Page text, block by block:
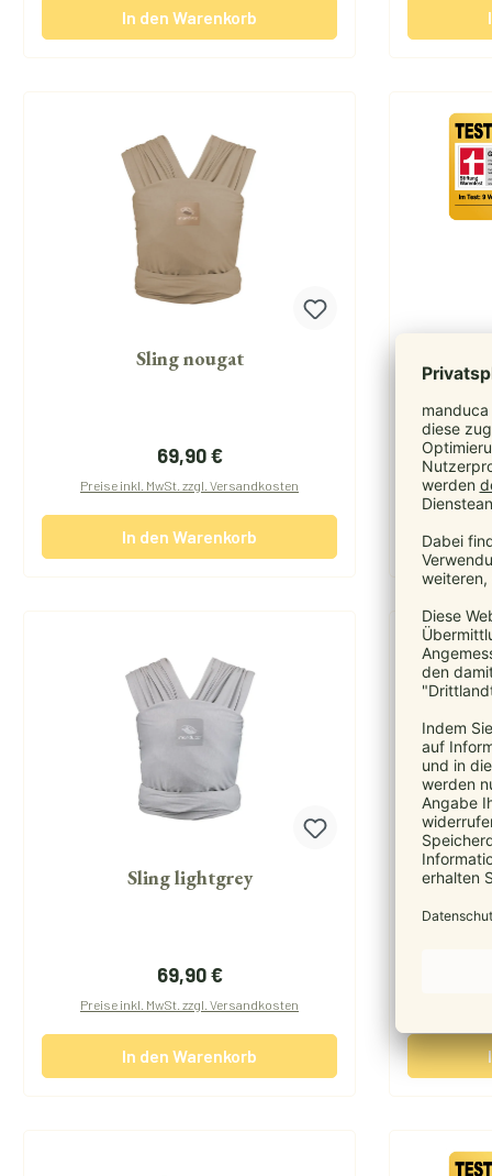
In den Warenkorb
Sling nougat
Regulärer Preis:
69,90 €
Preise inkl. MwSt. zzgl. Versandkosten
In den Warenkorb
Preise
Sling lightgrey
Regulärer Preis:
69,90 €
Preise inkl. MwSt. zzgl. Versandkosten
In den Warenkorb